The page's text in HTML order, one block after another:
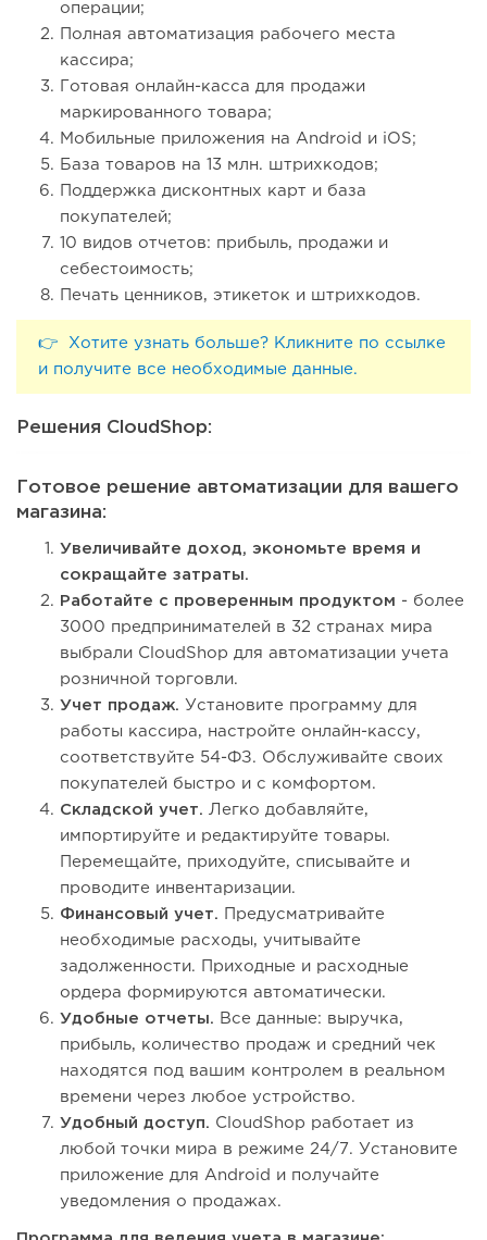
операции;
Полная автоматизация рабочего места
кассира;
Готовая онлайн-касса для продажи
маркированного товара;
Мобильные приложения на Android и iOS;
База товаров на 13 млн. штрихкодов;
Поддержка дисконтных карт и база
покупателей;
10 видов отчетов: прибыль, продажи и
себестоимость;
Печать ценников, этикеток и штрихкодов.
👉 Хотите узнать больше? Кликните по ссылке
и получите все необходимые данные.
Решения CloudShop:
Готовое решение автоматизации для вашего
магазина:
Увеличивайте доход, экономьте время и
сокращайте затраты.
Работайте с проверенным продуктом - более
3000 предпринимателей в 32 странах мира
выбрали CloudShop для автоматизации учета
розничной торговли.
Учет продаж. Установите программу для
работы кассира, настройте онлайн-кассу,
соответствуйте 54-ФЗ. Обслуживайте своих
покупателей быстро и с комфортом.
Складской учет. Легко добавляйте,
импортируйте и редактируйте товары.
Перемещайте, приходуйте, списывайте и
проводите инвентаризации.
Финансовый учет.
Предусматривайте
необходимые расходы, учитывайте
задолженности. Приходные и расходные
ордера формируются автоматически.
Удобные отчеты.
Все данные: выручка,
прибыль, количество продаж и средний чек
находятся под вашим контролем в реальном
времени через любое устройство.
Удобный доступ. CloudShop работает из
любой точки мира в режиме 24/7. Установите
приложение для Android и получайте
уведомления о продажах.